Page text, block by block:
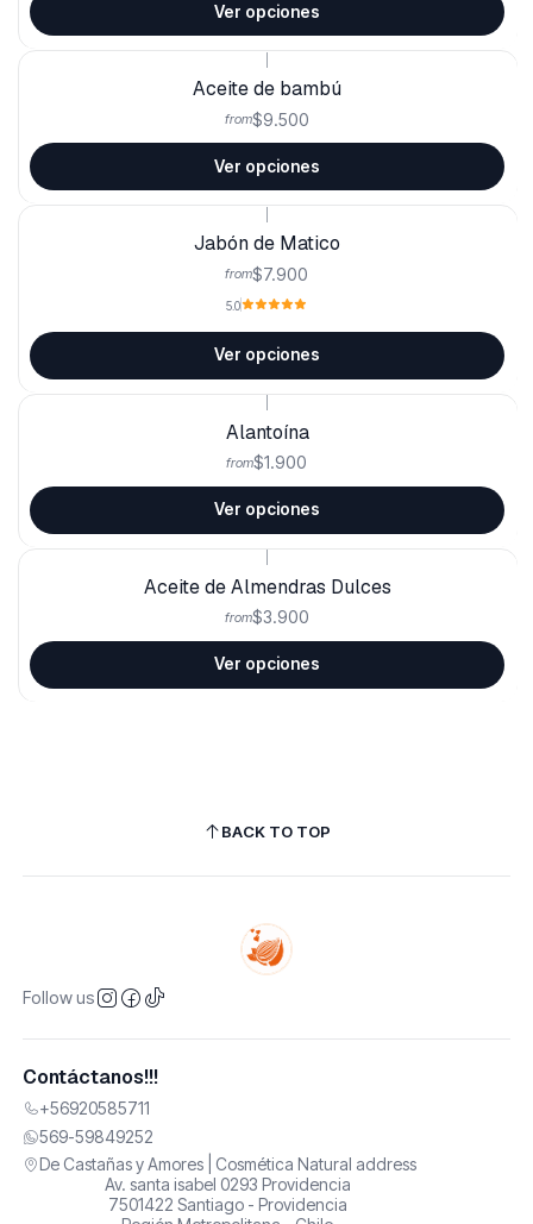
Ver opciones
Aceite de bambú
from$9.500
Ver opciones
Jabón de Matico
from$7.900
5.0
Ver opciones
Alantoína
from$1.900
Ver opciones
Aceite de Almendras Dulces
from$3.900
Ver opciones
BACK TO TOP
Follow us
Contáctanos!!!
+56920585711
569-59849252
De Castañas y Amores | Cosmética Natural address
Av. santa isabel 0293 Providencia
7501422 Santiago - Providencia